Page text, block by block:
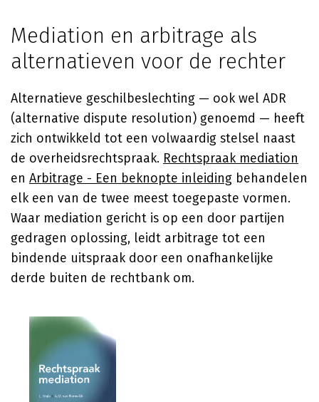
Mediation en arbitrage als
alternatieven voor de rechter
Alternatieve geschilbeslechting — ook wel ADR
(alternative dispute resolution) genoemd — heeft
zich ontwikkeld tot een volwaardig stelsel naast
de overheidsrechtspraak. Rechtspraak mediation
en Arbitrage - Een beknopte inleiding behandelen
elk een van de twee meest toegepaste vormen.
Waar mediation gericht is op een door partijen
gedragen oplossing, leidt arbitrage tot een
bindende uitspraak door een onafhankelijke
derde buiten de rechtbank om.